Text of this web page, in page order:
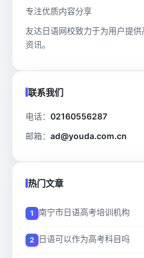
专注优质内容分享
友达日语网校致力于为用户提
资讯。
联系我们
电话： 02160556287
邮箱： ad@youda.com.cn
热门文章
南宁市日语高考培训机构
日语可以作为高考科目吗